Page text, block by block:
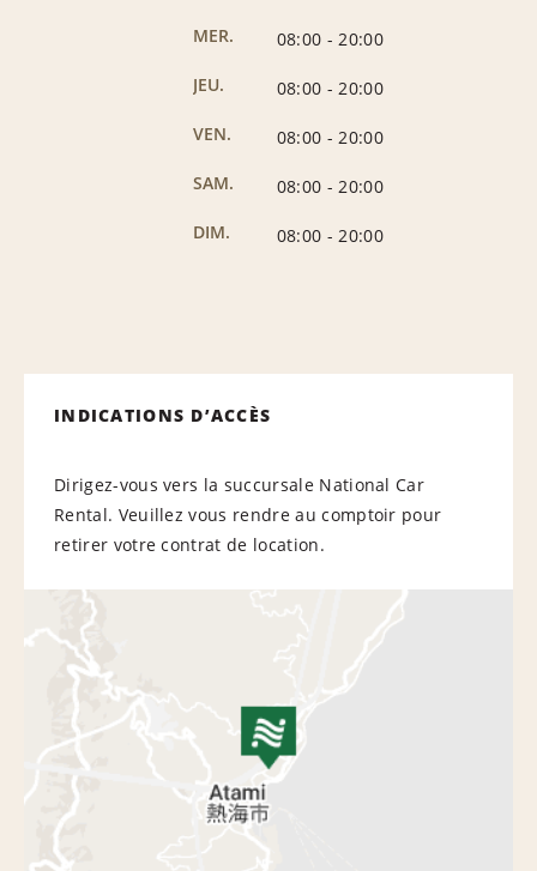
MER.
08:00 - 20:00
JEU.
08:00 - 20:00
VEN.
08:00 - 20:00
SAM.
08:00 - 20:00
DIM.
08:00 - 20:00
INDICATIONS D’ACCÈS
Dirigez-vous vers la succursale National Car
Rental. Veuillez vous rendre au comptoir pour
retirer votre contrat de location.